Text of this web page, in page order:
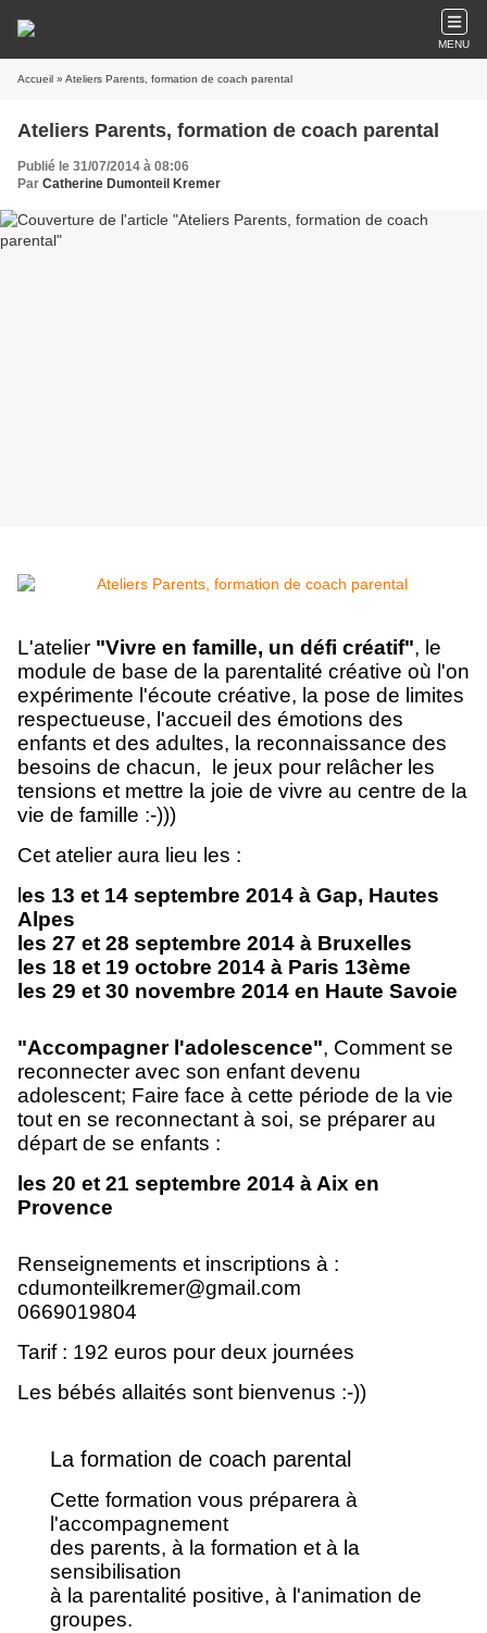
MENU
Accueil » Ateliers Parents, formation de coach parental
Ateliers Parents, formation de coach parental
Publié le 31/07/2014 à 08:06
Par Catherine Dumonteil Kremer
L'atelier "Vivre en famille, un défi créatif", le
module de base de la parentalité créative où l'on
expérimente l'écoute créative, la pose de limites
respectueuse, l'accueil des émotions des
enfants et des adultes, la reconnaissance des
besoins de chacun, le jeux pour relâcher les
tensions et mettre la joie de vivre au centre de la
vie de famille :-)))
Cet atelier aura lieu les :
es 13 et 14 septembre 2014 à Gap, Hautes
Alpes
les 27 et 28 septembre 2014 à Bruxelles
les 18 et 19 octobre 2014 à Paris 13ème
les 29 et 30 novembre 2014 en Haute Savoie
"Accompagner l'adolescence", Comment se
reconnecter avec son enfant devenu
adolescent; Faire face à cette période de la vie
tout en se reconnectant à soi, se préparer au
départ de se enfants :
les 20 et 21 septembre 2014 à Aix en
Provence
Renseignements et inscriptions à :
cdumonteilkremer@gmail.com
0669019804
Tarif : 192 euros pour deux journées
Les bébés allaités sont bienvenus :-))
La formation de coach parental
Cette formation vous préparera à
l'accompagnement
des parents, à la formation et à la
sensibilisation
à la parentalité positive, à l'animation de
groupes.